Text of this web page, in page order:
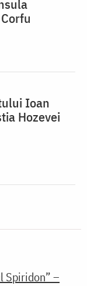
Ioan
Hozevei
Spiridon” –